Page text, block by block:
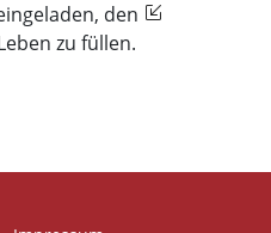
den
zu füllen.